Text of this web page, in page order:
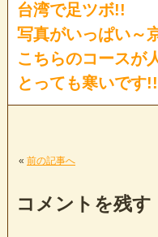
台湾で足ツボ!!
写真がいっぱい～
こちらのコースが
とっても寒いです!!
« 前の記事へ
コメントを残す